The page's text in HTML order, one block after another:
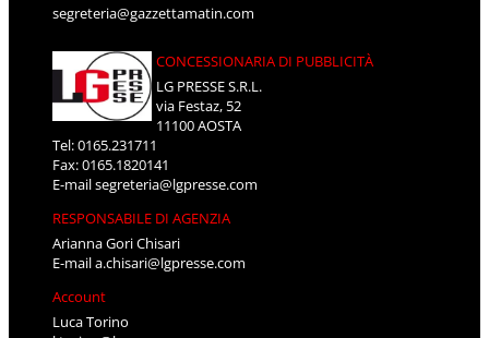
segreteria@gazzettamatin.com
CONCESSIONARIA DI PUBBLICITÀ
LG PRESSE S.R.L.
via Festaz, 52
11100 AOSTA
Tel: 0165.231711
Fax: 0165.1820141
E-mailsegreteria@lgpresse.com
RESPONSABILE DI AGENZIA
Arianna Gori Chisari
E-maila.chisari@lgpresse.com
Account
Luca Torino